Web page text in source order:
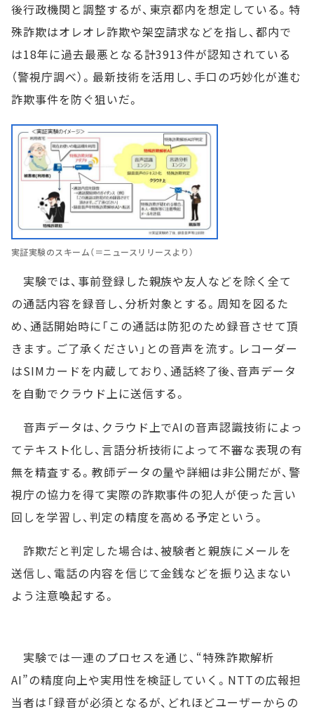
後行政機関と調整するが、東京都内を想定している。特
殊詐欺はオレオレ詐欺や架空請求などを指し、都内で
は18年に過去最悪となる計3913件が認知されている
（警視庁調べ）。最新技術を活用し、手口の巧妙化が進む
詐欺事件を防ぐ狙いだ。
実証実験のスキーム（＝ニュースリリースより）
実験では、事前登録した親族や友人などを除く全て
の通話内容を録音し、分析対象とする。周知を図るた
め、通話開始時に「この通話は防犯のため録音させて頂
きます。ご了承ください」との音声を流す。レコーダー
はSIMカードを内蔵しており、通話終了後、音声データ
を自動でクラウド上に送信する。
音声データは、クラウド上でAIの音声認識技術によっ
てテキスト化し、言語分析技術によって不審な表現の有
無を精査する。教師データの量や詳細は非公開だが、警
視庁の協力を得て実際の詐欺事件の犯人が使った言い
回しを学習し、判定の精度を高める予定という。
詐欺だと判定した場合は、被験者と親族にメールを
送信し、電話の内容を信じて金銭などを振り込まない
よう注意喚起する。
実験では一連のプロセスを通じ、“特殊詐欺解析
AI”の精度向上や実用性を検証していく。NTTの広報担
当者は「録音が必須となるが、どれほどユーザーからの